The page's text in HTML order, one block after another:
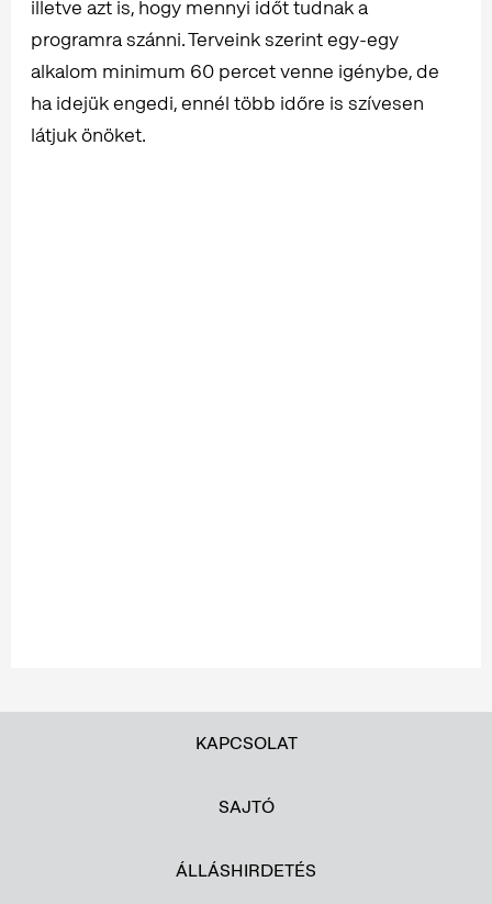
illetve azt is, hogy mennyi időt tudnak a
programra szánni. Terveink szerint egy-egy
alkalom minimum 60 percet venne igénybe, de
ha idejük engedi, ennél több időre is szívesen
látjuk önöket.
KAPCSOLAT
SAJTÓ
ÁLLÁSHIRDETÉS